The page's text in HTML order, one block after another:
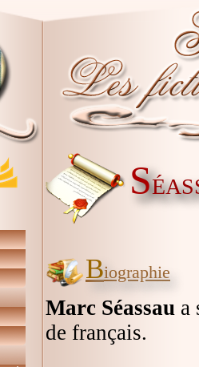
S
Biographie
Marc Séassau a
de français.